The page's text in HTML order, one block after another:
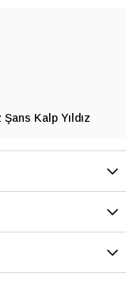
Kalp Yıldız